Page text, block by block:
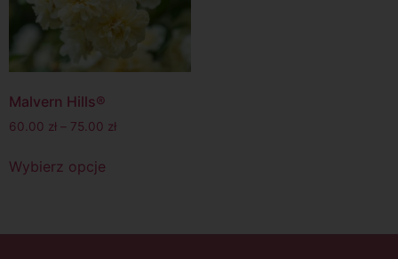
Malvern Hills®
60.00 zł – 75.00 zł
Wybierz opcje